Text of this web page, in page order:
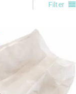
Filter